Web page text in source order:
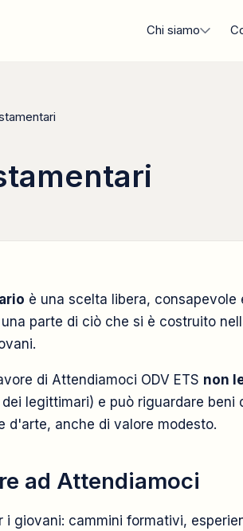
Chi siamo
è una scelta libera, consapevole
parte di ciò che si è costruito
di Attendiamoci ODV ETS non
legittimari) e può riguardare beni
d'arte, anche di valore modesto.
ad Attendiamoci
i giovani: cammini formativi,